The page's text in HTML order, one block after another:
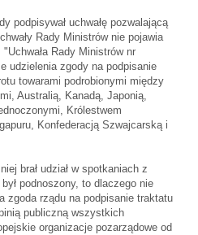
podpisywał uchwałę pozwalającą
Rady Ministrów nie pojawia
Rady Ministrów nr
udzielenia zgody na podpisanie
towarami podrobionymi między
Australią, Kanadą, Japonią,
Królestwem
Konfederacją Szwajcarską i
brał udział w spotkaniach z
podnoszony, to dlaczego nie
zgoda rządu na podpisanie traktatu
publiczną wszystkich
organizacje pozarządowe od